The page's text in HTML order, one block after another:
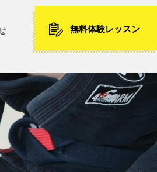
無料体験レッスン